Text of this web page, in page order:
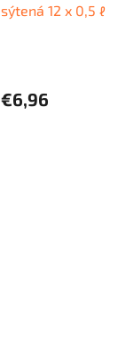
sýtená 12 x 0,5 ℓ
€6,96